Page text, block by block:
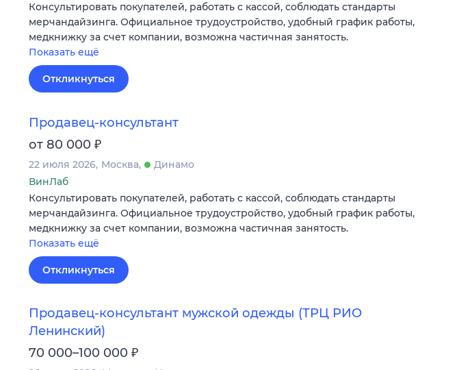
Сберегаем вместе
Гороскопы
Консультировать покупателей, работать с кассой, соблюдать стандарты
мерчандайзинга. Официальное трудоустройство, удобный график работы,
медкнижку за счет компании, возможна частичная занятость.
Показать ещё
Откликнуться
Продавец-консультант
от 80 000 ₽
22 июля 2026 Москва
Динамо
ВинЛаб
Консультировать покупателей, работать с кассой, соблюдать стандарты
мерчандайзинга. Официальное трудоустройство, удобный график работы,
медкнижку за счет компании, возможна частичная занятость.
Показать ещё
Откликнуться
Продавец-консультант мужской одежды (ТРЦ РИО
Ленинский)
70 000–100 000 ₽